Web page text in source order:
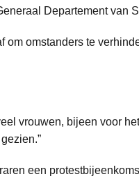
Departement van
omstanders te
vrouwen, bijeen voor
een